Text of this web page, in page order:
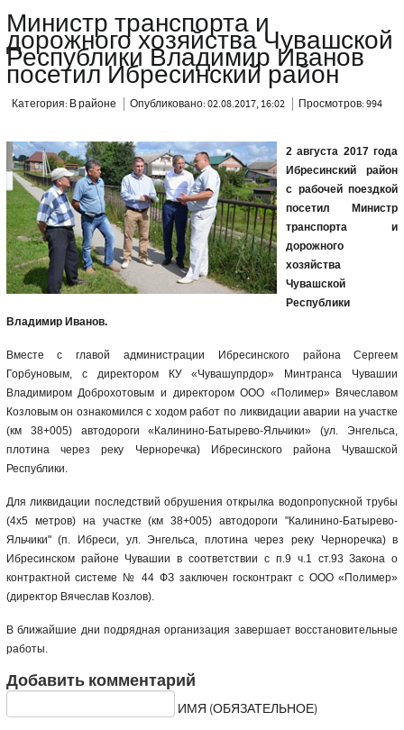
Министр транспорта и
дорожного хозяйства Чувашской
Республики Владимир Иванов
посетил Ибресинский район
Категория: В районе Опубликовано: 02.08.2017, 16:02 Просмотров: 994
2 августа 2017 года
Ибресинский район
с рабочей поездкой
посетил Министр
транспорта и
дорожного
хозяйства
Чувашской
Республики
Владимир Иванов.
Вместе с главой администрации Ибресинского района Сергеем
Горбуновым, с директором КУ «Чувашупрдор» Минтранса Чувашии
Владимиром Доброхотовым и директором ООО «Полимер» Вячеславом
Козловым он ознакомился с ходом работ по ликвидации аварии на учaстке
(км 38+005) автодороги «Калинино-Батырево-Яльчики» (ул. Энгельса,
плотина через реку Черноречка) Ибресинского района Чувашской
Республики.
Для ликвидации последствий обрушения открылка водопропускной трубы
(4х5 метров) на участке (км 38+005) автодороги "Калинино-Батырево-
Яльчики" (п. Ибреси, ул. Энгельса, плотина через реку Черноречка) в
Ибресинском районе Чувашии в соответствии с п.9 ч.1 ст.93 Закона о
контрактной системе № 44 ФЗ заключен госконтракт с ООО «Полимер»
(директор Вячеслав Козлов).
В ближайшие дни подрядная организация завершает восстановительные
работы.
Добавить комментарий
ИМЯ (ОБЯЗАТЕЛЬНОЕ)